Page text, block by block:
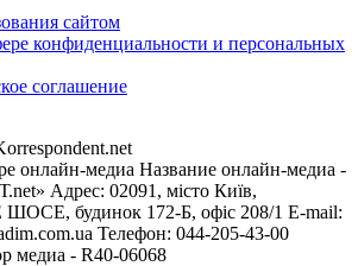
сайтом
конфиденциальности и персональных
соглашение
онлайн-медиа Название онлайн-медиа -
Адрес: 02091, місто Київ,
будинок 172-Б, офіс 208/1 E-mail:
Телефон: 044-205-43-00
медиа - R40-06068